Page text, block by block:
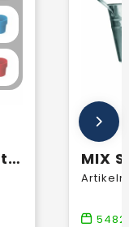
Hot-but-cool beker met aardbeien zaadjes
5482